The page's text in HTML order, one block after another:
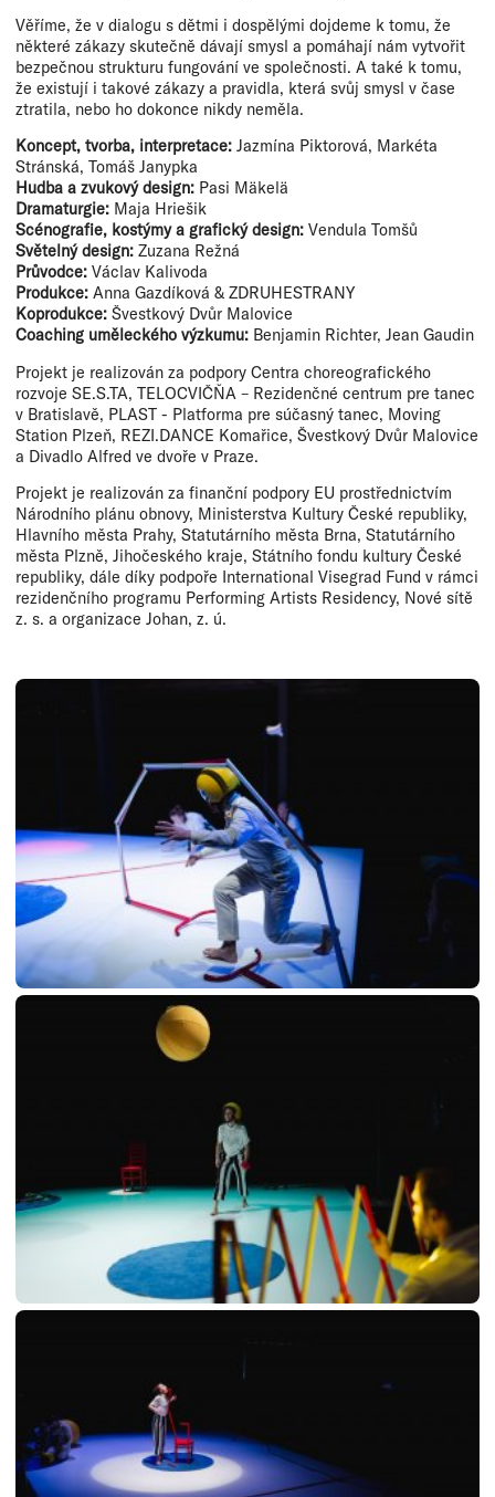
Věříme, že v dialogu s dětmi i dospělými dojdeme k tomu, že
některé zákazy skutečně dávají smysl a pomáhají nám vytvořit
bezpečnou strukturu fungování ve společnosti. A také k tomu,
že existují i takové zákazy a pravidla, která svůj smysl v čase
ztratila, nebo ho dokonce nikdy neměla.
Koncept, tvorba, interpretace: Jazmína Piktorová, Markéta
Stránská, Tomáš Janypka
Hudba a zvukový design: Pasi Mäkelä
Dramaturgie: Maja Hriešik
Scénografie, kostýmy a grafický design: Vendula Tomšů
Světelný design: Zuzana Režná
Průvodce: Václav Kalivoda
Produkce: Anna Gazdíková & ZDRUHESTRANY
Koprodukce: Švestkový Dvůr Malovice
Coaching uměleckého výzkumu: Benjamin Richter, Jean Gaudin
Projekt je realizován za podpory Centra choreografického
rozvoje SE.S.TA, TELOCVIČŇA – Rezidenčné centrum pre tanec
v Bratislavě, PLAST - Platforma pre súčasný tanec, Moving
Station Plzeň, REZI.DANCE Komařice, Švestkový Dvůr Malovice
a Divadlo Alfred ve dvoře v Praze.
Projekt je realizován za finanční podpory EU prostřednictvím
Národního plánu obnovy, Ministerstva Kultury České republiky,
Hlavního města Prahy, Statutárního města Brna, Statutárního
města Plzně, Jihočeského kraje, Státního fondu kultury České
republiky, dále díky podpoře International Visegrad Fund v rámci
rezidenčního programu Performing Artists Residency, Nové sítě
z. s. a organizace Johan, z. ú.